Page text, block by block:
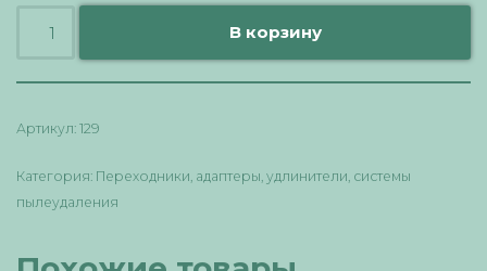
В корзину
Артикул: 129
Категория: Переходники, адаптеры, удлинители, системы
пылеудаления